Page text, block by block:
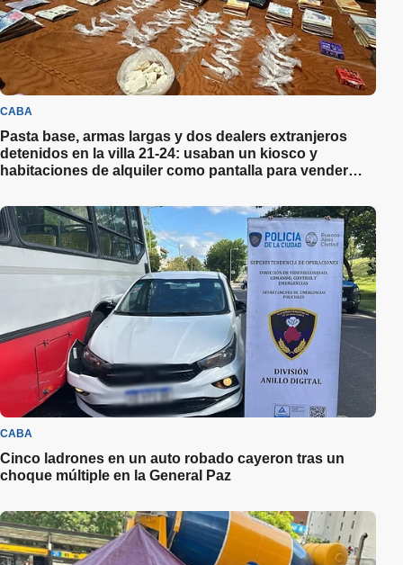
CABA
Pasta base, armas largas y dos dealers extranjeros
detenidos en la villa 21-24: usaban un kiosco y
habitaciones de alquiler como pantalla para vender
CABA
Cinco ladrones en un auto robado cayeron tras un
choque múltiple en la General Paz